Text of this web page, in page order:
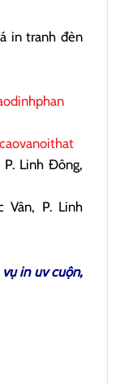
in tranh đèn
Linh Đông,
Vân, P. Linh
vụin uv cuộn,